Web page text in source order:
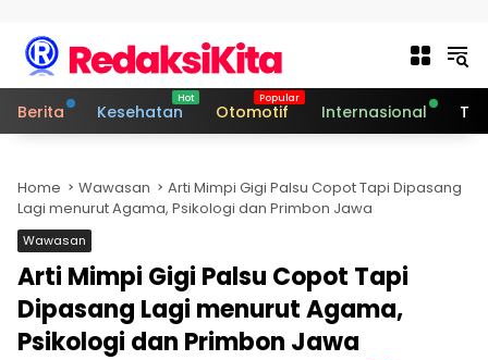
Berita Kesehatan Otomotif Internasional
Home Wawasan
Arti Mimpi Gigi Palsu Copot Tapi Dipasang
Lagi menurut Agama, Psikologi dan Primbon Jawa
Wawasan
Arti Mimpi Gigi Palsu Copot Tapi
Dipasang Lagi menurut Agama,
Psikologi dan Primbon Jawa